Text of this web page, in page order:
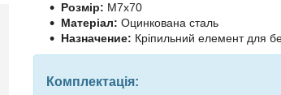
Розмір: М7х70
Матеріал: Оцинкована сталь
Назначение: Кріпильний елемент для
Комплектація: